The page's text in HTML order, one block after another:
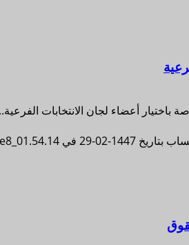
باختيار أعضاء لجان الانتخابات